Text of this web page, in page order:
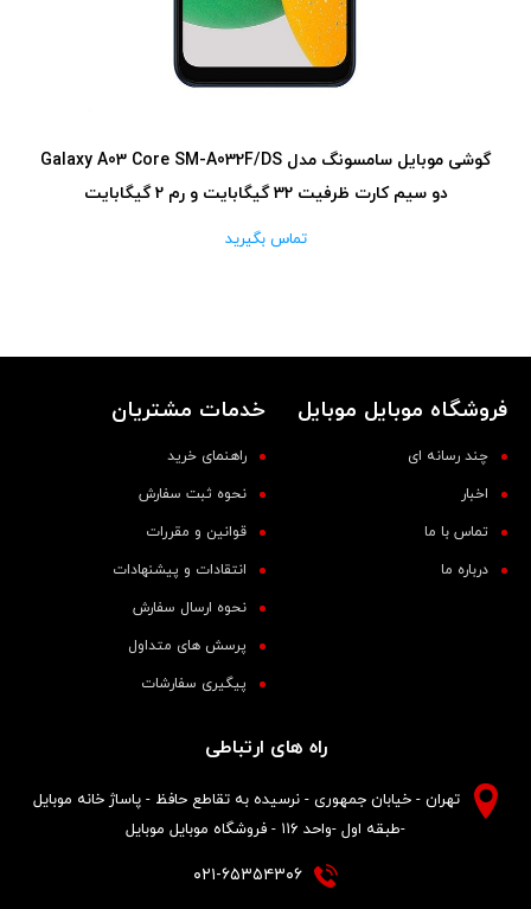
گوشی موبایل سامسونگ مدل Galaxy A03 Core SM-A032F/DS
دو سیم‌ کارت ظرفیت 32 گیگابایت و رم 2 گیگابایت
تماس بگیرید
فروشگاه موبایل موبایل
چند رسانه ای
اخبار
تماس با ما
درباره ما
خدمات مشتریان
راهنمای خرید
نحوه ثبت سفارش
قوانین و مقررات
انتقادات و پیشنهادات
نحوه ارسال سفارش
پرسش های متداول
پیگیری سفارشات
راه های ارتباطی
تهران - خیابان جمهوری - نرسیده به تقاطع حافظ - پاساژ خانه موبایل
-طبقه اول -واحد ۱۱۶ - فروشگاه موبایل موبایل
۰۲۱-۶۵۳۵۴۳۰۶